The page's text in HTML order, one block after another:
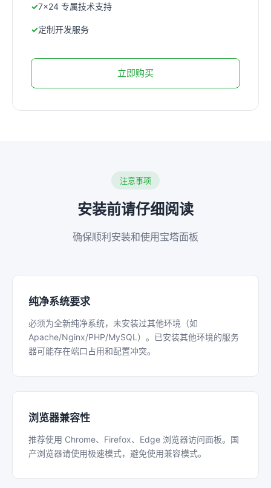
7×24 专属技术支持
定制开发服务
立即购买
注意事项
安装前请仔细阅读
确保顺利安装和使用宝塔面板
纯净系统要求
必须为全新纯净系统，未安装过其他环境（如
Apache/Nginx/PHP/MySQL）。已安装其他环境的服务
器可能存在端口占用和配置冲突。
浏览器兼容性
推荐使用 Chrome、Firefox、Edge 浏览器访问面板。国
产浏览器请使用极速模式，避免使用兼容模式。